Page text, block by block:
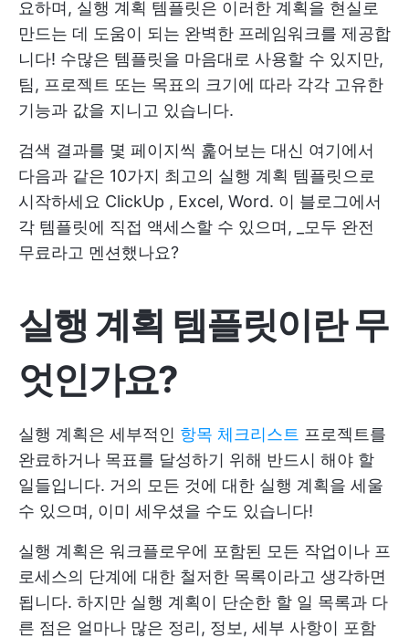
요하며, 실행 계획 템플릿은 이러한 계획을 현실로
만드는 데 도움이 되는 완벽한 프레임워크를 제공합
니다! 수많은 템플릿을 마음대로 사용할 수 있지만,
팀, 프로젝트 또는 목표의 크기에 따라 각각 고유한
기능과 값을 지니고 있습니다.
검색 결과를 몇 페이지씩 훑어보는 대신 여기에서
다음과 같은 10가지 최고의 실행 계획 템플릿으로
시작하세요 ClickUp , Excel, Word. 이 블로그에서
각 템플릿에 직접 액세스할 수 있으며, _모두 완전
무료라고 멘션했나요?
실행 계획 템플릿이란 무
엇인가요?
실행 계획은 세부적인 항목 체크리스트 프로젝트를
완료하거나 목표를 달성하기 위해 반드시 해야 할
일들입니다. 거의 모든 것에 대한 실행 계획을 세울
수 있으며, 이미 세우셨을 수도 있습니다!
실행 계획은 워크플로우에 포함된 모든 작업이나 프
로세스의 단계에 대한 철저한 목록이라고 생각하면
됩니다. 하지만 실행 계획이 단순한 할 일 목록과 다
른 점은 얼마나 많은 정리, 정보, 세부 사항이 포함